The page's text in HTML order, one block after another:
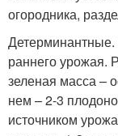
огородника,
Детерминантные.
раннего урожая.
зеленая масса –
нем – 2-3
источником